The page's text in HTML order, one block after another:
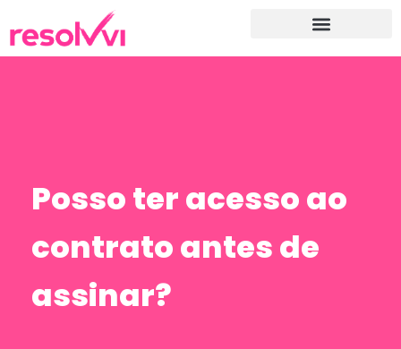
Posso ter acesso ao
contrato antes de
assinar?